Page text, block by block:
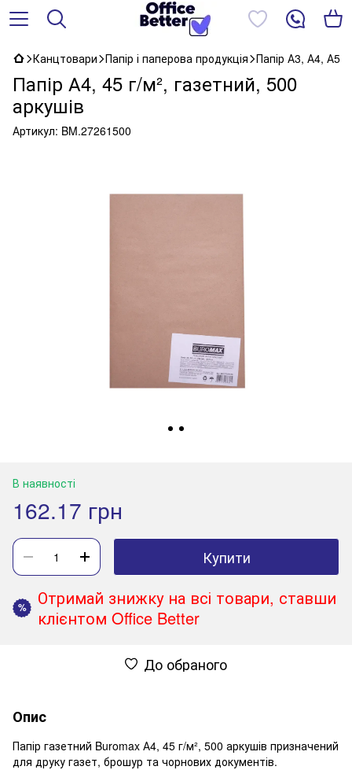
Канцтовари Папір і паперова продукція Папір А3, А4, А5
Папір А4, 45 г/м², газетний, 500
аркушів
Артикул: BM.27261500
В наявності
162.17 грн
Купити
%
Отримай знижку на всі товари, ставши
клієнтом Office Better
До обраного
Опис
Папір газетний Buromax А4, 45 г/м², 500 аркушів призначений
для друку газет, брошур та чорнових документів.